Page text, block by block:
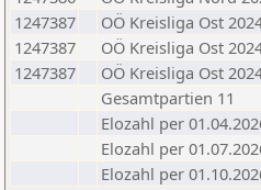
1247387
OÖ Kreisliga Ost
1247387
OÖ Kreisliga Ost
1247387
OÖ Kreisliga Ost
Gesamtpartien 11
Elozahl per
Elozahl per
Elozahl per